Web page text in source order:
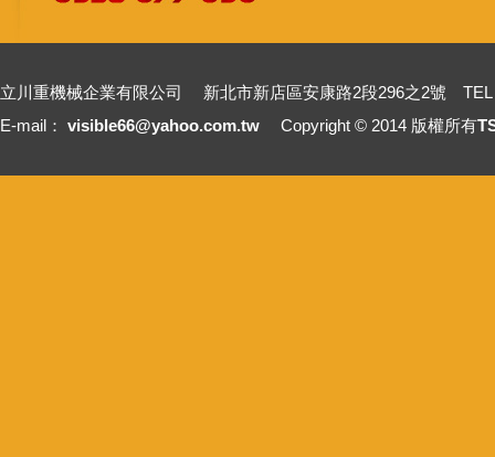
立川重機械企業有限公司 新北市新店區安康路2段296之2號 TEL
E-mail： visible66@yahoo.com.tw Copyright © 2014 版權所有